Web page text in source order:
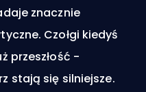
znacznie
Czołgi kiedyś
przeszłość -
stają się silniejsze.